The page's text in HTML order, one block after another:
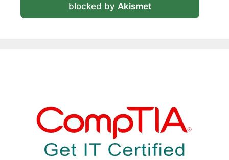
blocked by Akismet